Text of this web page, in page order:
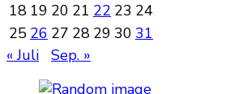
18 19 20 21 22 23 24
25 26 27 28 29 30 31
« Juli
Sep. »